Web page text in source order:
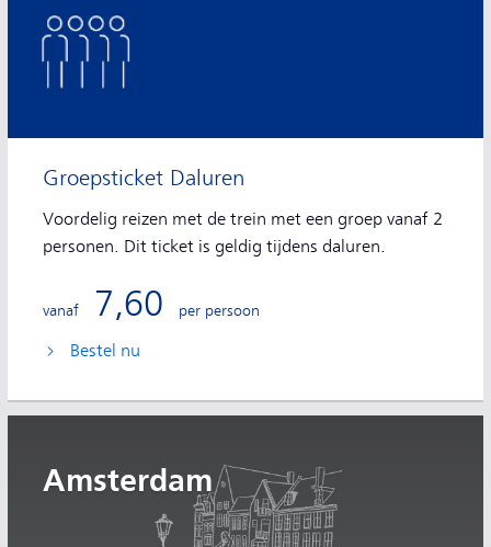
Groepsticket Daluren
Voordelig reizen met de trein met een groep vanaf 2
personen. Dit ticket is geldig tijdens daluren.
vanaf 7,60 per persoon
Bestel nu
Amsterdam